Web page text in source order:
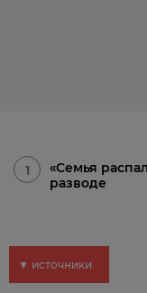
1
«Семья
разводе
▼ источники